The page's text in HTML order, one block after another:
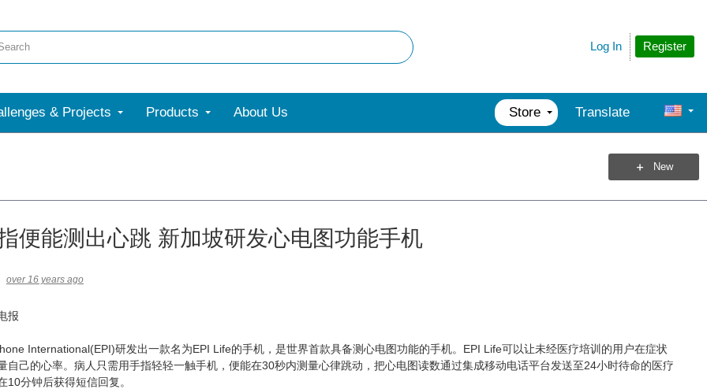
Register
Log In
& Projects Products About Us Store Translate
New
便能测出心跳 新加坡研发心电图功能手机
over 16 years ago
报
International(EPI)研发出一款名为EPI Life的手机，是世界首款具备测心电图功能的手机。EPI Life可以让未经医疗培训的用户在症状
自己的心率。病人只需用手指轻轻一触手机，便能在30秒内测量心律跳动，把心电图读数通过集成移动电话平台发送至24小时待命的医疗
10分钟后获得短信回复。